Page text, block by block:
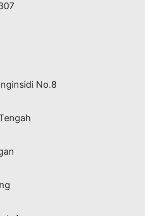
No.8